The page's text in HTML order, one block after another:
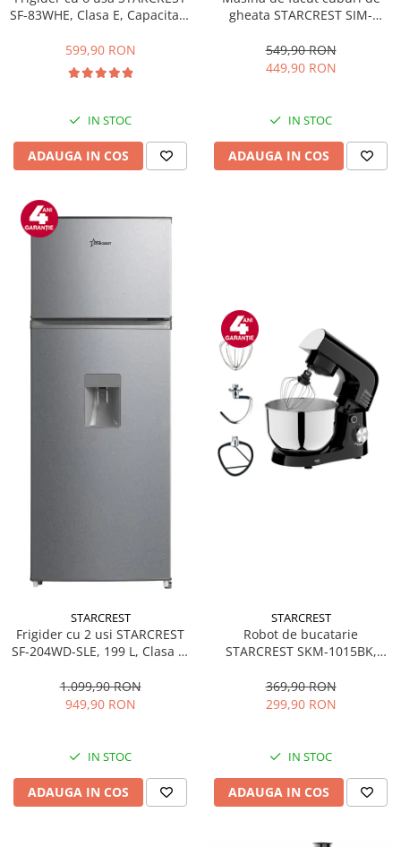
SF-83WHE, Clasa E, Capacitate
Compartiment gheata, H 85
cm, Alb
599,90 RON
IN STOC
ADAUGA IN COS
gheata STARCREST SIM-
Doua dimensiuni pentru
cuburi, Rezervor apa 1.3 l,
549,90 RON
449,90 RON
IN STOC
ADAUGA IN COS
STARCREST
Frigider cu 2 usi STARCREST
SF-204WD-SLE, 199 L, Clasa E,
Termostat Ajustabil, Usi
reversibile, H 143 cm, Argintiu
1.099,90 RON
949,90 RON
IN STOC
ADAUGA IN COS
STARCREST
Robot de bucatarie
STARCREST SKM-1015BK,
Accesorii, 10 Viteze + Pulse,
Negru
369,90 RON
299,90 RON
IN STOC
ADAUGA IN COS